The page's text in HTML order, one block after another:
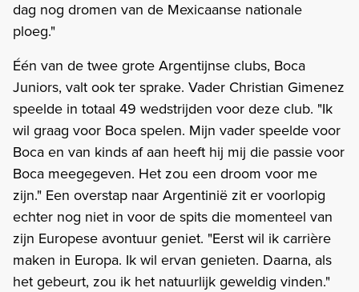
dag nog dromen van de Mexicaanse nationale
ploeg."
Één van de twee grote Argentijnse clubs, Boca
Juniors, valt ook ter sprake. Vader Christian Gimenez
speelde in totaal 49 wedstrijden voor deze club. "Ik
wil graag voor Boca spelen. Mijn vader speelde voor
Boca en van kinds af aan heeft hij mij die passie voor
Boca meegegeven. Het zou een droom voor me
zijn." Een overstap naar Argentinië zit er voorlopig
echter nog niet in voor de spits die momenteel van
zijn Europese avontuur geniet. "Eerst wil ik carrière
maken in Europa. Ik wil ervan genieten. Daarna, als
het gebeurt, zou ik het natuurlijk geweldig vinden."